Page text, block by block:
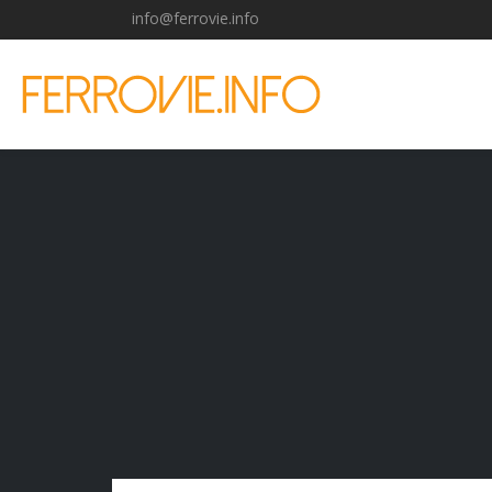
info@ferrovie.info